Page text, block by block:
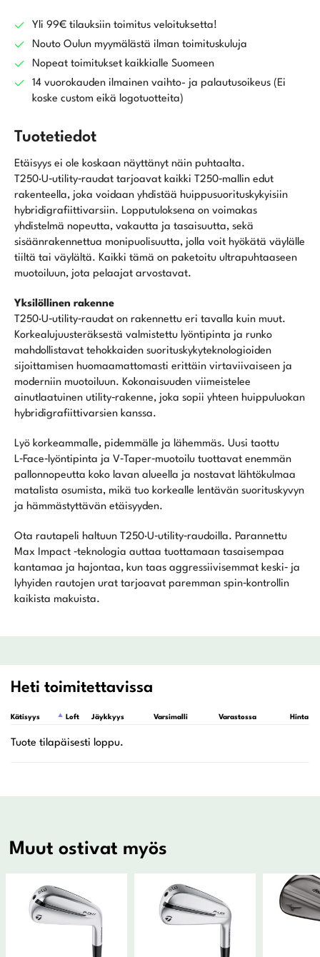
määräYli 99€ tilauksiin toimitus veloituksetta!
Nouto Oulun myymälästä ilman toimituskuluja
Nopeat toimitukset kaikkialle Suomeen
14 vuorokauden ilmainen vaihto- ja palautusoikeus (Ei
koske custom eikä logotuotteita)
Tuotetiedot
Etäisyys ei ole koskaan näyttänyt näin puhtaalta.
T250·U‑utility‑raudat tarjoavat kaikki T250‑mallin edut
rakenteella, joka voidaan yhdistää huippusuorituskykyisiin
hybridigrafiittivarsiin. Lopputuloksena on voimakas
yhdistelmä nopeutta, vakautta ja tasaisuutta, sekä
sisäänrakennettua monipuolisuutta, jolla voit hyökätä väylälle
tiiltä tai väylältä. Kaikki tämä on paketoitu ultrapuhtaaseen
muotoiluun, jota pelaajat arvostavat.
Yksilöllinen rakenne
T250·U‑utility‑raudat on rakennettu eri tavalla kuin muut.
Korkealujuusteräksestä valmistettu lyöntipinta ja runko
mahdollistavat tehokkaiden suorituskykyteknologioiden
sijoittamisen huomaamattomasti erittäin virtaviivaiseen ja
moderniin muotoiluun. Kokonaisuuden viimeistelee
ainutlaatuinen utility‑rakenne, joka sopii yhteen huippuluokan
hybridigrafiittivarsien kanssa.
Lyö korkeammalle, pidemmälle ja lähemmäs. Uusi taottu
L‑Face‑lyöntipinta ja V‑Taper‑muotoilu tuottavat enemmän
pallonnopeutta koko lavan alueella ja nostavat lähtökulmaa
matalista osumista, mikä tuo korkealle lentävän suorituskyvyn
ja hämmästyttävän etäisyyden.
Ota rautapeli haltuun T250·U‑utility‑raudoilla. Parannettu
Max Impact ‑teknologia auttaa tuottamaan tasaisempaa
kantamaa ja hajontaa, kun taas aggressiivisemmat keski‑ ja
lyhyiden rautojen urat tarjoavat paremman spin‑kontrollin
kaikista makuista.
Heti toimitettavissa
Kätisyys Loft Jäykkyys Varsimalli Varastossa Hinta
Muut ostivat myös